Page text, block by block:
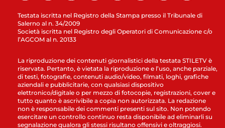
Testata iscritta nel Registro della Stampa presso il Tribunale di
Salerno al n. 34/2009
Società iscritta nel Registro degli Operatori di Comunicazione c/o
l’AGCOM al n. 20133
La riproduzione dei contenuti giornalistici della testata STILETV è
riservata. Pertanto, è vietata la riproduzione e l’uso, anche parziale,
di testi, fotografie, contenuti audio/video, filmati, loghi, grafiche
aziendali e pubblicitarie, con qualsiasi dispositivo
elettronico/digitale o per mezzo di fotocopie, registrazioni, cover e
tutto quanto è ascrivibile a copia non autorizzata. La redazione
non è responsabile dei commenti presenti sul sito. Non potendo
esercitare un controllo continuo resta disponibile ad eliminarli su
segnalazione qualora gli stessi risultano offensivi e oltraggiosi.